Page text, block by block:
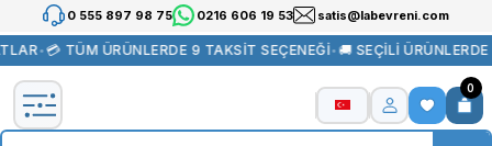
0 555 897 98 75 0216 606 19 53 satis@labevreni.com
•💳 TÜM ÜRÜNLERDE 9 TAKSİT SEÇENEĞİ•🚚 SEÇİLİ
0